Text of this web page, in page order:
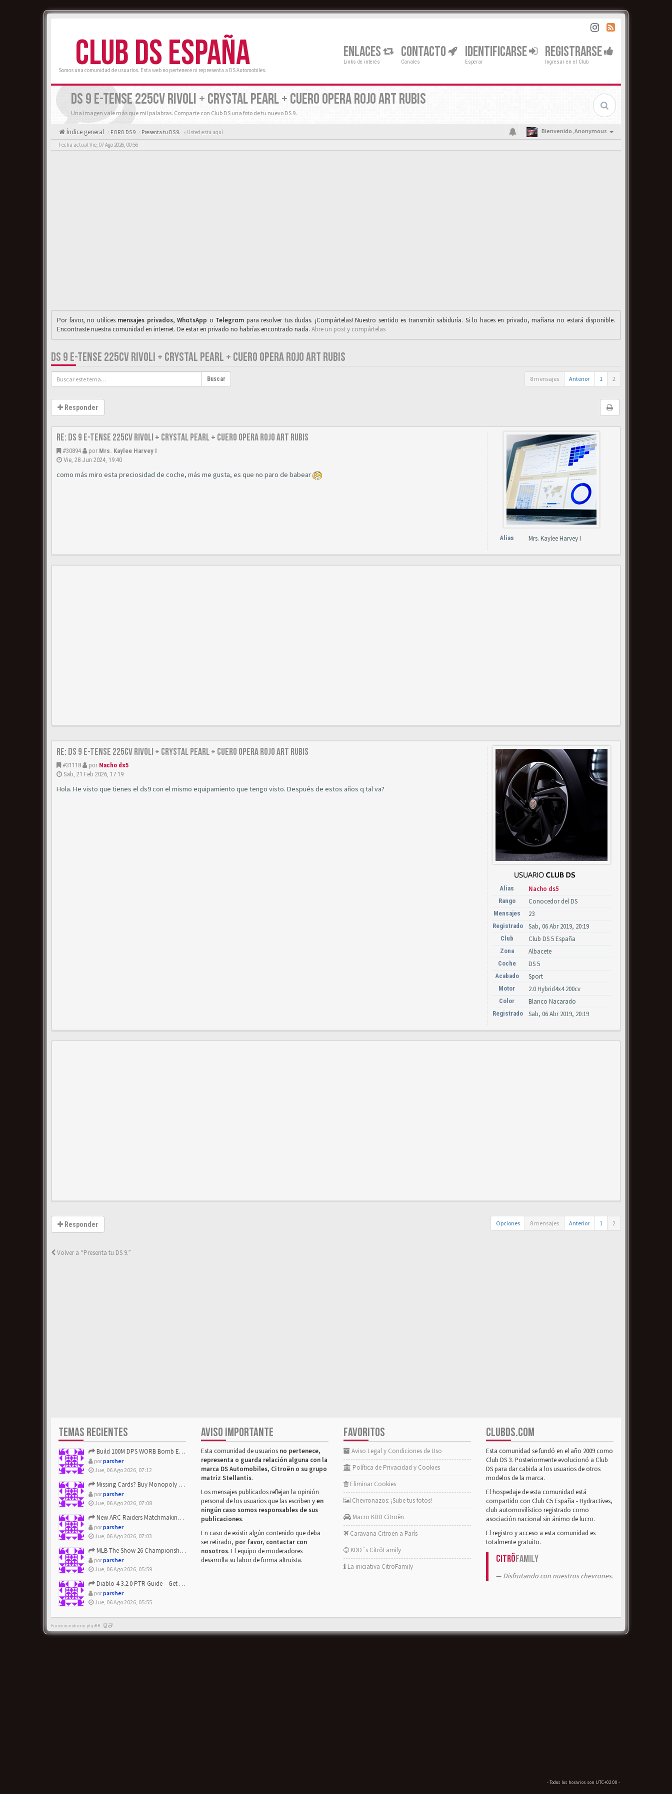
CLUB DS ESPAÑA
Somos una comunidad de usuarios. Esta web no pertenece ni representa a DS Automobiles.
ENLACES
Links de interés
CONTACTO
Canales
IDENTIFICARSE
Esperar
REGISTRARSE
Ingresar en el Club
DS 9 E-TENSE 225CV RIVOLI + CRYSTAL PEARL + CUERO OPERA ROJO ART RUBIS
Una imagen vale más que mil palabras. Comparte con Club DS una foto de tu nuevo DS 9.
Índice general FORO DS 9 Presenta tu DS 9. « Usted esta aquí Bienvenido,Anonymous
Fecha actual Vie, 07 Ago 2026, 00:56
Por favor, no utilices mensajes privados,WhαtsApp o Telegrαm para resolver tus dudas. ¡Compártelas! Nuestro sentido es transmitir sabiduría. Si lo haces en privado, mañana no estará disponible.
Encontraste nuestra comunidad en internet. De estar en privado no habrías encontrado nada. Abre un post y compártelas
DS 9 E-TENSE 225CV RIVOLI + CRYSTAL PEARL + CUERO OPERA ROJO ART RUBIS
Buscar 8 mensajes Anterior 1 2
Responder
Re: DS 9 E-Tense 225cv Rivoli + Crystal Pearl + Cuero Opera Rojo Art Rubis
#30894 por Mrs. Kaylee Harvey I
Vie, 28 Jun 2024, 19:40
como más miro esta preciosidad de coche, más me gusta, es que no paro de babear
Alias Mrs. Kaylee Harvey I
Re: DS 9 E-Tense 225cv Rivoli + Crystal Pearl + Cuero Opera Rojo Art Rubis
#31118 por Nacho ds5
Sab, 21 Feb 2026, 17:19
Hola. He visto que tienes el ds9 con el mismo equipamiento que tengo visto. Después de estos años q tal va?
Alias Nacho ds5
Rango Conocedor del DS
Mensajes 23
Registrado Sab, 06 Abr 2019, 20:19
Club Club DS 5 España
Zona Albacete
Coche DS 5
Acabado Sport
Motor 2.0 Hybrid4x4 200cv
Color Blanco Nacarado
Registrado Sab, 06 Abr 2019, 20:19
Responder Opciones 8 mensajes Anterior 1 2
Volver a “Presenta tu DS 9.”
TEMAS RECIENTES
Build 100M DPS WORB Bomb Elementalist Fast - Grab POE Curren...
porparsher
Jue, 06 Ago 2026, 07:12
Missing Cards? Buy Monopoly Go Happy Harvest with Looney Tun...
porparsher
Jue, 06 Ago 2026, 07:08
New ARC Raiders Matchmaking Update: Stop Failed - Grab Bluep...
porparsher
Jue, 06 Ago 2026, 07:03
MLB The Show 26 Championship Series Update! Get Cheap & ...
porparsher
Jue, 06 Ago 2026, 05:59
Diablo 4 3.2.0 PTR Guide – Get 8% Off Items Quickly to Test ...
porparsher
Jue, 06 Ago 2026, 05:55
AVISO IMPORTANTE
Esta comunidad de usuarios no pertenece,
representa o guarda relación alguna con la
marca DS Automobiles, Citroën o su grupo
matriz Stellantis.
Los mensajes publicados reflejan la opinión
personal de los usuarios que las escriben yen
ningún caso somos responsables de sus
publicaciones.
En caso de existir algún contenido que deba
ser retirado, por favor, contactar con
nosotros. El equipo de moderadores
desarrolla su labor de forma altruista.
FAVORITOS
Aviso Legal y Condiciones de Uso
Política de Privacidad y Cookies
Eliminar Cookies
Chevronazos: ¡Sube tus fotos!
Macro KDD Citroën
Caravana Citroën a París
KDD´s CitröFamily
La iniciativa CitröFamily
CLUBDS.COM
Esta comunidad se fundó en el año 2009 como
Club DS 3. Posteriormente evolucionó a Club
DS para dar cabida a los usuarios de otros
modelos de la marca.
El hospedaje de esta comunidad está
compartido con Club C5 España - Hydractives,
club automovilístico registrado como
asociación nacional sin ánimo de lucro.
El registro y acceso a esta comunidad es
totalmente gratuito.
CitröFamily
Disfrutando con nuestros chevrones.
Funcionando con phpBB -
- Todos los horarios son UTC+02:00 -